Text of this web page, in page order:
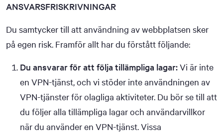
ANSVARSFRISKRIVNINGAR
Du samtycker till att användning av webbplatsen sker
på egen risk. Framför allt har du förstått följande:
Du ansvarar för att följa tillämpliga lagar:Vi är inte
en VPN-tjänst, och vi stöder inte användningen av
VPN-tjänster för olagliga aktiviteter. Du bör se till att
du följer alla tillämpliga lagar och användarvillkor
när du använder en VPN-tjänst. Vissa